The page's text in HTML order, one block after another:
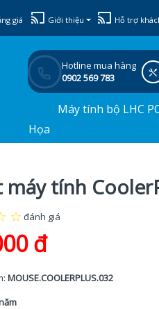
giá Giới thiệu Hỗ trợ
Hotline mua hàng
0902 569 783
Máy tính bộ LHC
Họa
máy tính
☆đánh giá
đ
MOUSE.COOLERPLUS.032